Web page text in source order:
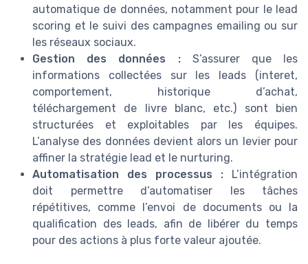
automatique de données, notamment pour le lead
scoring et le suivi des campagnes emailing ou sur
les réseaux sociaux.
Gestion des données :S’assurer que les
informations collectées sur les leads (interet,
comportement, historique d’achat,
téléchargement de livre blanc, etc.) sont bien
structurées et exploitables par les équipes.
L’analyse des données devient alors un levier pour
affiner la stratégie lead et le nurturing.
Automatisation des processus : L’intégration
doit permettre d’automatiser les tâches
répétitives, comme l’envoi de documents ou la
qualification des leads, afin de libérer du temps
pour des actions à plus forte valeur ajoutée.